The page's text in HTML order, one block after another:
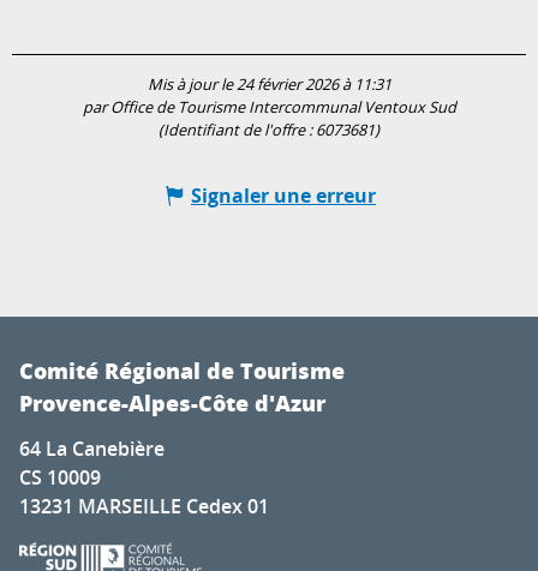
Mis à jour le 24 février 2026 à 11:31
par Office de Tourisme Intercommunal Ventoux Sud
(Identifiant de l'offre :6073681)
Signaler une erreur
Comité Régional de Tourisme
Provence-Alpes-Côte d'Azur
64 La Canebière
CS 10009
13231 MARSEILLE Cedex 01